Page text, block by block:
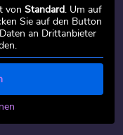
von Standard. Um auf
Sie auf den Button
an Drittanbieter